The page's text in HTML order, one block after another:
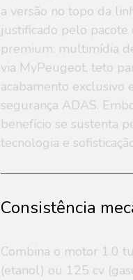
a versão no topo da
justificado pelo
premium: multimídia
via MyPeugeot, teto
acabamento exclusivo
segurança ADAS.
benefício se sustenta
tecnologia e
Consistência
Combina o motor 1.0
(etanol) ou 125 cv